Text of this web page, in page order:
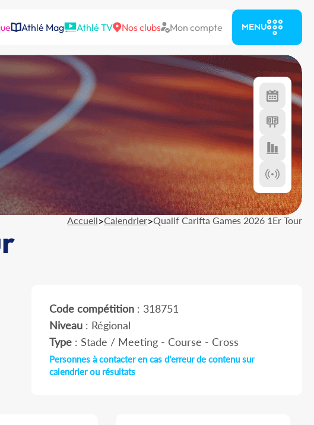
Athlé Mag Athlé TV Nos clubs Mon compte MENU
Accueil>Calendrier>Qualif Carifta Games 2026 1Er Tour
Code compétition: 318751
Niveau: Régional
Type: Stade / Meeting - Course - Cross
Personnes à contacter en cas d'erreur de contenu sur
calendrier ou résultats